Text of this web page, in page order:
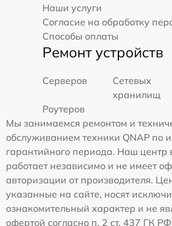
Наши услуги
Согласие на обработку
Способы оплаты
Ремонт устройств
Серверов
Сетевых
хранилищ
Роутеров
Мы занимаемся ремонтом и
обслуживанием техники QNAP по
гарантийного периода. Наш центр
работает независимо и не имеет
авторизации от производителя.
указанные на сайте, носят
ознакомительный характер и не
офертой согласно п. 2 ст. 437 ГК